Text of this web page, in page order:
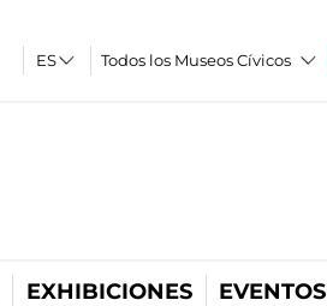
Todos los Museos Cívicos
EXHIBICIONES EVENTOS